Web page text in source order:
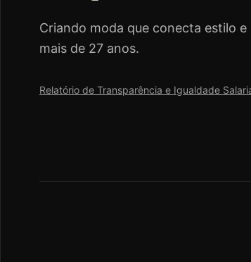
Criando moda que conecta estilo e
mais de 27 anos.
Relatório de Transparência e Igualdade